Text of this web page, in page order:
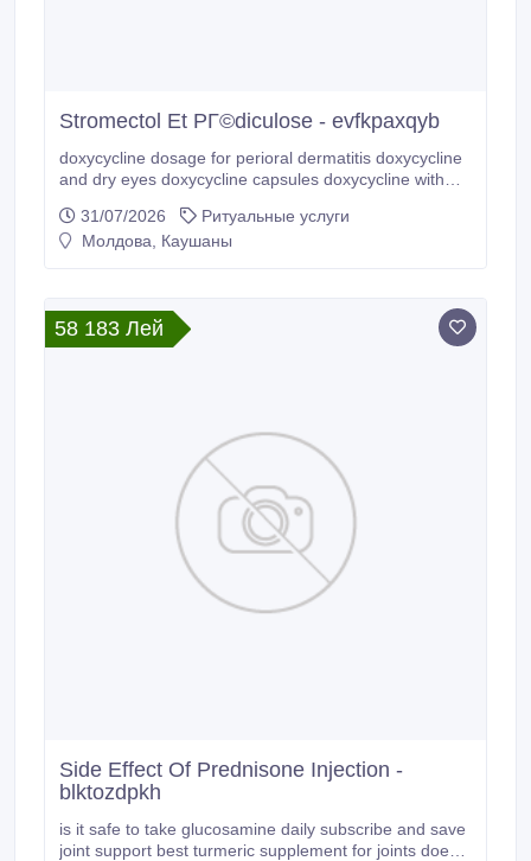
Stromectol Et PГ©diculose - evfkpaxqyb
doxycycline dosage for perioral dermatitis doxycycline
and dry eyes doxycycline capsules doxycycline with
31/07/2026
Ритуальные услуги
Молдова, Каушаны
58 183 Лей
Side Effect Of Prednisone Injection -
blktozdpkh
is it safe to take glucosamine daily subscribe and save
joint support best turmeric supplement for joints does